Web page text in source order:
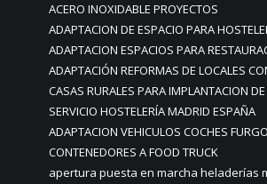
ACERO INOXIDABLE PROYECTOS
ADAPTACION DE ESPACIO PARA
ADAPTACION ESPACIOS PARA
ADAPTACIÓN REFORMAS DE LOCALES
CASAS RURALES PARA IMPLANTACION
SERVICIO HOSTELERÍA MADRID ESPAÑA
ADAPTACION VEHICULOS COCHES
CONTENEDORES A FOOD TRUCK
apertura puesta en marcha heladerías